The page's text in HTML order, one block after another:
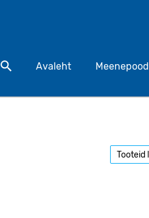
Otsi toodetAvaleht Meenepood